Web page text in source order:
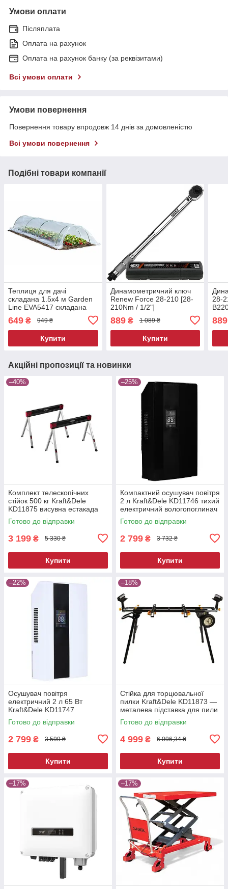
Умови оплати
Післяплата
Оплата на рахунок
Оплата на рахунок банку (за реквізитами)
Всі умови оплати
Умови повернення
Повернення товару впродовж 14 днів за домовленістю
Всі умови повернення
Подібні товари компанії
Теплиця для дачі
складана 1.5х4 м Garden
Line EVA5417 складана
захисне укриття для
рослин
649 ₴ 949 ₴
Купити
Динамометричний ключ
Renew Force 28-210 [28-
210Nm / 1/2"]
889₴ 1 089 ₴
Купити
28-
889
Акційні пропозиції та новинки
–40%
Комплект телескопічних
стійок 500 кг Kraft&Dele
KD11875 висувна естакада
Готово до відправки
3 199 ₴ 5 330 ₴
Купити
–25%
Компактний осушувач повітря
2 л Kraft&Dele KD11746 тихий
електричний вологопоглинач
Готово до відправки
2 799 ₴ 3 732 ₴
Купити
–22%
Осушувач повітря
електричний 2 л 65 Вт
Kraft&Dele KD11747
побутовий вологопоглинач
Готово до відправки
2 799 ₴ 3 599 ₴
Купити
–18%
Стійка для торцювальної
пилки Kraft&Dele KD11873 —
металева підставка для пили
Готово до відправки
4 999 ₴ 6 096,34 ₴
Купити
–17% –17%